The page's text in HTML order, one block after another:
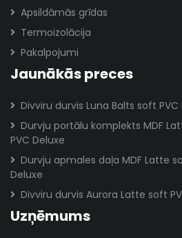
Apsildāmās grīdas
Termoizolācija
Pakalpojumi
Jaunākās preces
Divviru durvis Luna Balts soft PVC
Durvju portālu komplekts MDF
PVC Deluxe
Durvju apmales daļa MDF Latte
Deluxe
Divviru durvis Aurora Latte soft
Uzņēmums